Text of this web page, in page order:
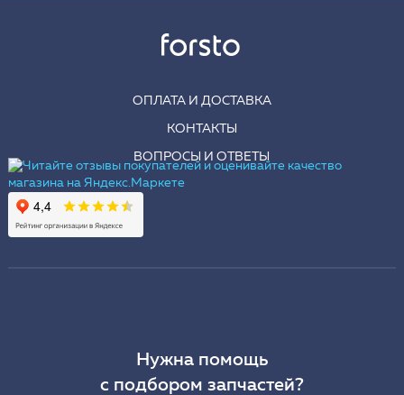
ОПЛАТА И ДОСТАВКА
КОНТАКТЫ
ВОПРОСЫ И ОТВЕТЫ
Нужна помощь
с подбором запчастей?